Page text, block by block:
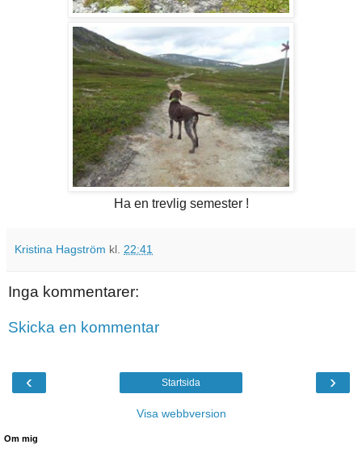
Ha en trevlig semester !
Kristina Hagström kl. 22:41
Inga kommentarer:
Skicka en kommentar
‹ ›
Startsida
Visa webbversion
Om mig